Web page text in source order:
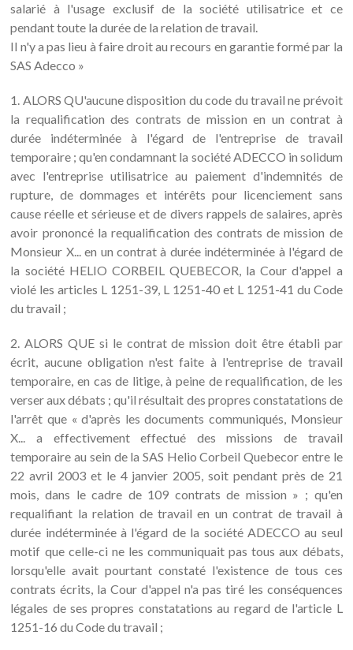
salarié à l'usage exclusif de la société utilisatrice et ce
pendant toute la durée de la relation de travail.
Il n'y a pas lieu à faire droit au recours en garantie formé par la
SAS Adecco »
1. ALORS QU'aucune disposition du code du travail ne prévoit
la requalification des contrats de mission en un contrat à
durée indéterminée à l'égard de l'entreprise de travail
temporaire ; qu'en condamnant la société ADECCO in solidum
avec l'entreprise utilisatrice au paiement d'indemnités de
rupture, de dommages et intérêts pour licenciement sans
cause réelle et sérieuse et de divers rappels de salaires, après
avoir prononcé la requalification des contrats de mission de
Monsieur X... en un contrat à durée indéterminée à l'égard de
la société HELIO CORBEIL QUEBECOR, la Cour d'appel a
violé les articles L 1251-39, L 1251-40 et L 1251-41 du Code
du travail ;
2. ALORS QUE si le contrat de mission doit être établi par
écrit, aucune obligation n'est faite à l'entreprise de travail
temporaire, en cas de litige, à peine de requalification, de les
verser aux débats ; qu'il résultait des propres constatations de
l'arrêt que « d'après les documents communiqués, Monsieur
X... a effectivement effectué des missions de travail
temporaire au sein de la SAS Helio Corbeil Quebecor entre le
22 avril 2003 et le 4 janvier 2005, soit pendant près de 21
mois, dans le cadre de 109 contrats de mission » ; qu'en
requalifiant la relation de travail en un contrat de travail à
durée indéterminée à l'égard de la société ADECCO au seul
motif que celle-ci ne les communiquait pas tous aux débats,
lorsqu'elle avait pourtant constaté l'existence de tous ces
contrats écrits, la Cour d'appel n'a pas tiré les conséquences
légales de ses propres constatations au regard de l'article L
1251-16 du Code du travail ;